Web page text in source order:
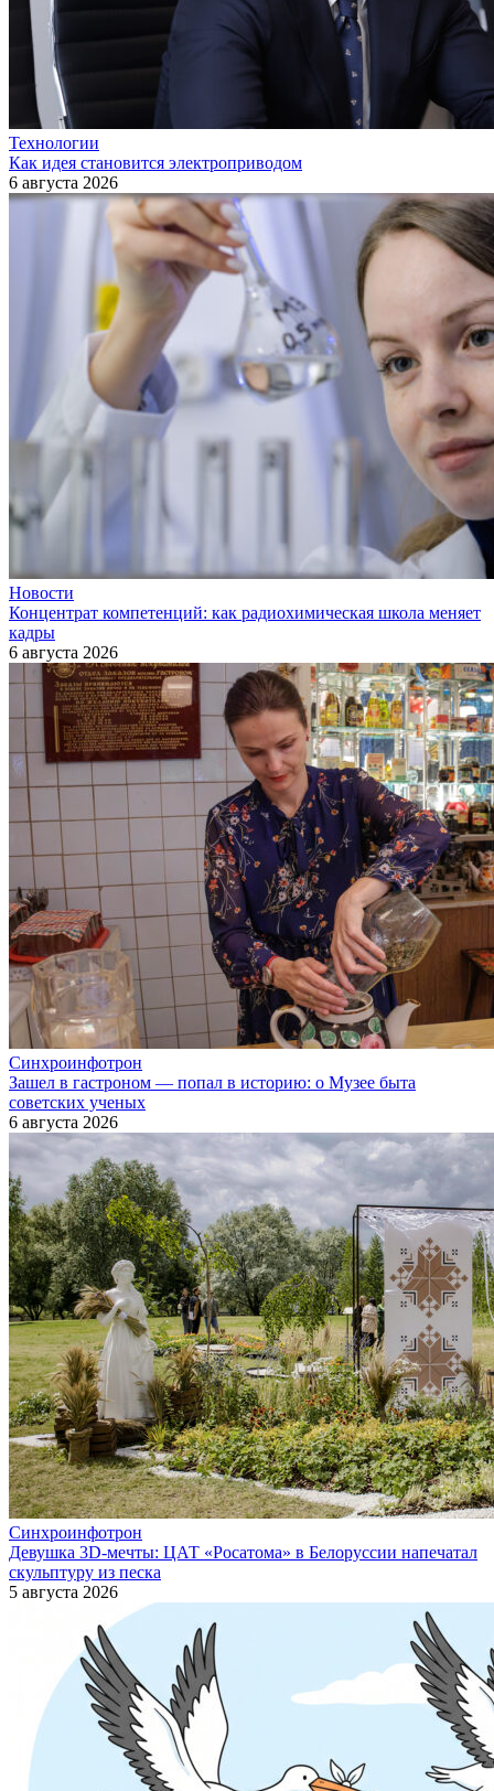
Технологии
Как идея становится электроприводом
6 августа 2026
Новости
Концентрат компетенций: как радиохимическая школа меняет
кадры
6 августа 2026
Синхроинфотрон
Зашел в гастроном — попал в историю: о Музее быта
советских ученых
6 августа 2026
Синхроинфотрон
Девушка 3D-мечты: ЦАТ «Росатома» в Белоруссии напечатал
скульптуру из песка
5 августа 2026